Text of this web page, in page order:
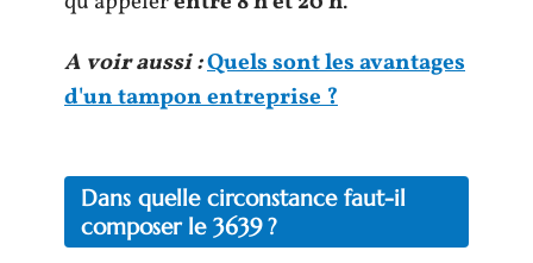
A voir aussi :Quels sont les avantages
d'un tampon entreprise ?
Dans quelle circonstance faut-il
composer le 3639 ?